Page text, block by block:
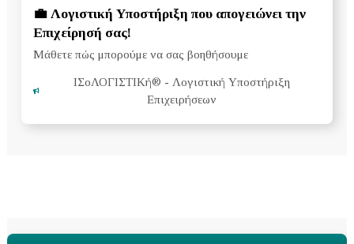
💼 Λογιστική Υποστήριξη που απογειώνει την
Επιχείρησή σας!
Μάθετε πώς μπορούμε να σας βοηθήσουμε
ΙΣοΛΟΓΙΣΤΙΚή® - Λογιστική Υποστήριξη
Επιχειρήσεων